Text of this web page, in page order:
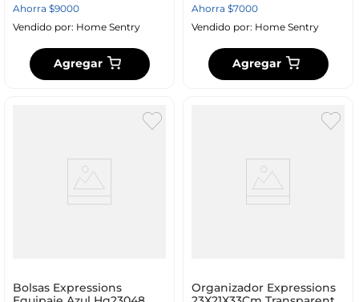
Ahorra $9000
Vendido por: Home Sentry
Agregar
Ahorra $7000
Vendido por: Home Sentry
Agregar
Bolsas Expressions
Organizador Expressions